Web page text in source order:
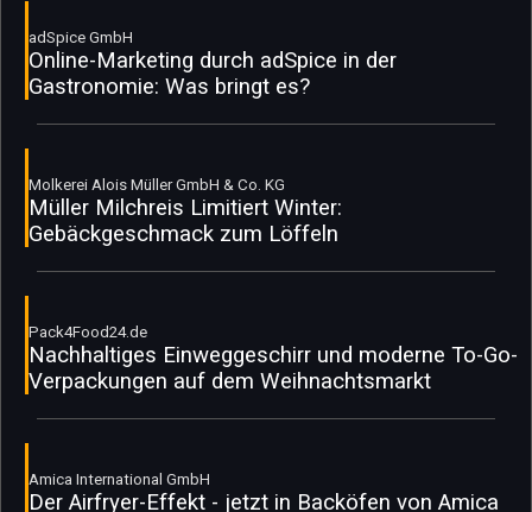
adSpice GmbH
Online-Marketing durch adSpice in der
Gastronomie: Was bringt es?
Molkerei Alois Müller GmbH & Co. KG
Müller Milchreis Limitiert Winter:
Gebäckgeschmack zum Löffeln
Pack4Food24.de
Nachhaltiges Einweggeschirr und moderne To-Go-
Verpackungen auf dem Weihnachtsmarkt
Amica International GmbH
Der Airfryer-Effekt - jetzt in Backöfen von Amica